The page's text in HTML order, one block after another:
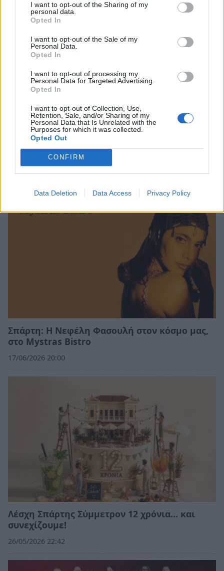
I want to opt-out of the Sharing of my
personal data.
Opted In
I want to opt-out of the Sale of my
Personal Data.
Opted In
I want to opt-out of processing my
Personal Data for Targeted Advertising.
Opted In
I want to opt-out of Collection, Use,
Retention, Sale, and/or Sharing of my
Personal Data that Is Unrelated with the
Purposes for which it was collected.
Opted Out
CONFIRM
Data Deletion Data Access Privacy Policy
Σπάρτη: Κυριακή βράδυ στο Alter Ego Enoteca
με αφιέρωμα στις μελωδίες του Γιώργου
Θεοφάνους
18/06/2026 11:53
Σπάρτη: Η Νεφέλη Φασουλή στον κόσμο μας,
στο Mystras Bistro
17/06/2026 20:00
Λέσχη Σπάρτης Σύμμετρον 12 χρόνια... και
συνεχίζουμε!
26/05/2026 22:42